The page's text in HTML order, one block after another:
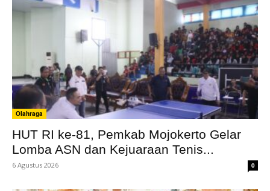
Olahraga
HUT RI ke-81, Pemkab Mojokerto Gelar
Lomba ASN dan Kejuaraan Tenis...
6 Agustus 2026 0